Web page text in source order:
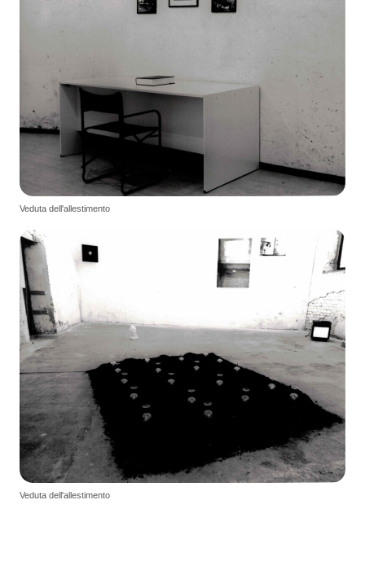
Veduta dell'allestimento
Veduta dell'allestimento